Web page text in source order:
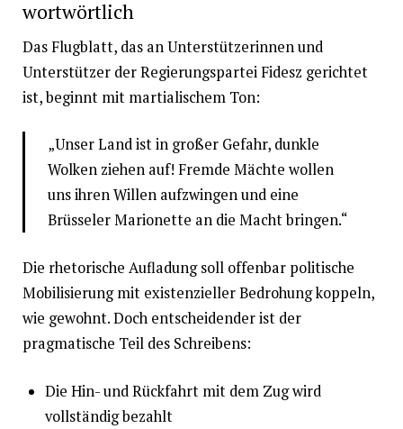
wortwörtlich
Das Flugblatt, das an Unterstützerinnen und
Unterstützer der Regierungspartei Fidesz gerichtet
ist, beginnt mit martialischem Ton:
„Unser Land ist in großer Gefahr, dunkle
Wolken ziehen auf! Fremde Mächte wollen
uns ihren Willen aufzwingen und eine
Brüsseler Marionette an die Macht bringen.“
Die rhetorische Aufladung soll offenbar politische
Mobilisierung mit existenzieller Bedrohung koppeln,
wie gewohnt. Doch entscheidender ist der
pragmatische Teil des Schreibens:
Die Hin- und Rückfahrt mit dem Zug wird
vollständig bezahlt